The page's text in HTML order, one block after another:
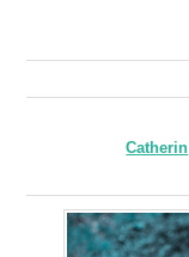
Catherin